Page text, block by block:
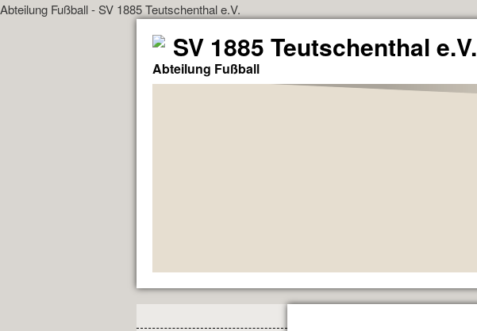
Abteilung Fußball - SV 1885 Teutschenthal e.V.
SV 1885 Teutschenthal e.V.
Abteilung Fußball